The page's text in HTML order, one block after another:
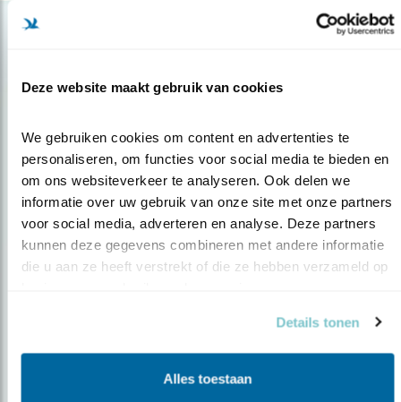
Deze website maakt gebruik van cookies
We gebruiken cookies om content en advertenties te
personaliseren, om functies voor social media te bieden en
om ons websiteverkeer te analyseren. Ook delen we
informatie over uw gebruik van onze site met onze partners
voor social media, adverteren en analyse. Deze partners
kunnen deze gegevens combineren met andere informatie
die u aan ze heeft verstrekt of die ze hebben verzameld op
Details tonen
Alles toestaan
Op de hoogte blijven?
Meld je aan en ontvang nieuws, inspiratie, acties en tips
over vogels en activiteiten van Vogelbescherming.